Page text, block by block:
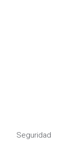
Seguridad